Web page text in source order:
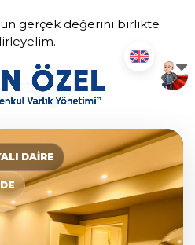
gerçek değerini birlikte
DAİRE